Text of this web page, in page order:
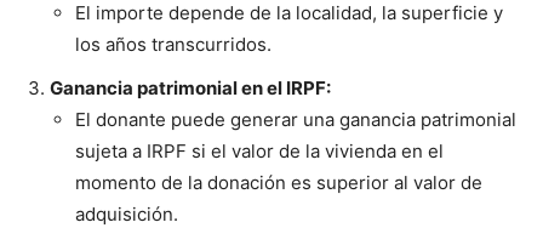
El importe depende de la localidad, la superficie y
los años transcurridos.
Ganancia patrimonial en el IRPF:
El donante puede generar una ganancia patrimonial
sujeta a IRPF si el valor de la vivienda en el
momento de la donación es superior al valor de
adquisición.